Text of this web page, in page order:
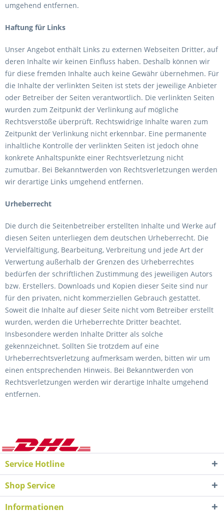
umgehend entfernen.
Haftung für Links
Unser Angebot enthält Links zu externen Webseiten Dritter, auf
deren Inhalte wir keinen Einfluss haben. Deshalb können wir
für diese fremden Inhalte auch keine Gewähr übernehmen. Für
die Inhalte der verlinkten Seiten ist stets der jeweilige Anbieter
oder Betreiber der Seiten verantwortlich. Die verlinkten Seiten
wurden zum Zeitpunkt der Verlinkung auf mögliche
Rechtsverstöße überprüft. Rechtswidrige Inhalte waren zum
Zeitpunkt der Verlinkung nicht erkennbar. Eine permanente
inhaltliche Kontrolle der verlinkten Seiten ist jedoch ohne
konkrete Anhaltspunkte einer Rechtsverletzung nicht
zumutbar. Bei Bekanntwerden von Rechtsverletzungen werden
wir derartige Links umgehend entfernen.
Urheberrecht
Die durch die Seitenbetreiber erstellten Inhalte und Werke auf
diesen Seiten unterliegen dem deutschen Urheberrecht. Die
Vervielfältigung, Bearbeitung, Verbreitung und jede Art der
Verwertung außerhalb der Grenzen des Urheberrechtes
bedürfen der schriftlichen Zustimmung des jeweiligen Autors
bzw. Erstellers. Downloads und Kopien dieser Seite sind nur
für den privaten, nicht kommerziellen Gebrauch gestattet.
Soweit die Inhalte auf dieser Seite nicht vom Betreiber erstellt
wurden, werden die Urheberrechte Dritter beachtet.
Insbesondere werden Inhalte Dritter als solche
gekennzeichnet. Sollten Sie trotzdem auf eine
Urheberrechtsverletzung aufmerksam werden, bitten wir um
einen entsprechenden Hinweis. Bei Bekanntwerden von
Rechtsverletzungen werden wir derartige Inhalte umgehend
entfernen.
Service Hotline
Shop Service
Informationen